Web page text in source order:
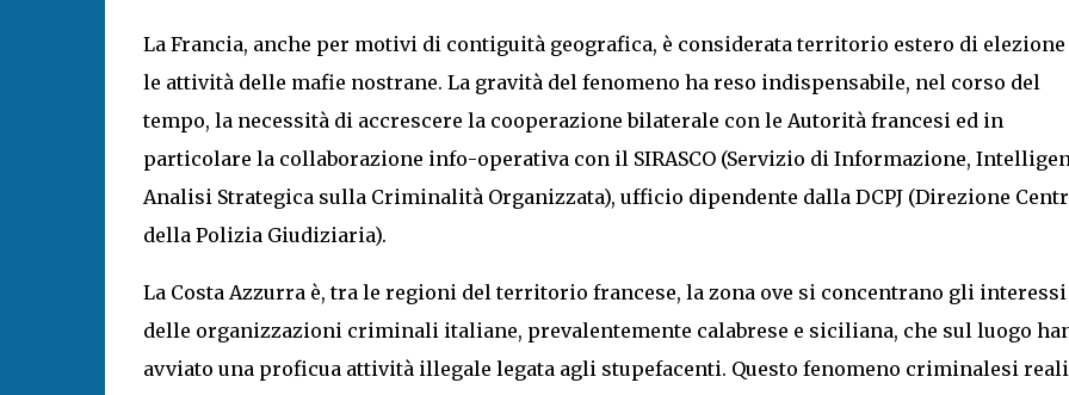
La Francia, anche per motivi di contiguità geografica, è considerata territorio estero di elezione
le attività delle mafie nostrane. La gravità del fenomeno ha reso indispensabile, nel corso del
tempo, la necessità di accrescere la cooperazione bilaterale con le Autorità francesi ed in
particolare la collaborazione info-operativa con il SIRASCO (Servizio di Informazione,
Analisi Strategica sulla Criminalità Organizzata), ufficio dipendente dalla DCPJ (Direzione
della Polizia Giudiziaria).
La Costa Azzurra è, tra le regioni del territorio francese, la zona ove si concentrano gli interessi
delle organizzazioni criminali italiane, prevalentemente calabrese e siciliana, che sul luogo
avviato una proficua attività illegale legata agli stupefacenti. Questo fenomeno criminalesi